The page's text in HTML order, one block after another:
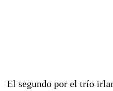
El segundo por el trío